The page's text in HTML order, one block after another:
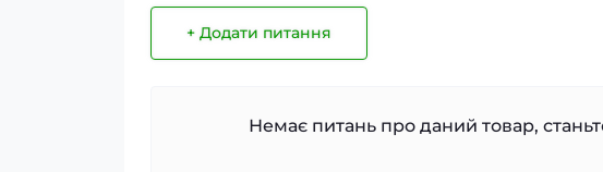
+ Додати питання
Немає питань про даний товар,